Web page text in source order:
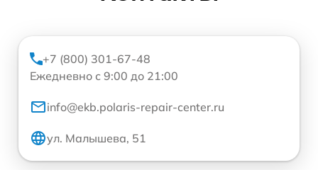
+7 (800) 301-67-48
Ежедневно с 9:00 до 21:00
info@ekb.polaris-repair-center.ru
ул. Малышева, 51